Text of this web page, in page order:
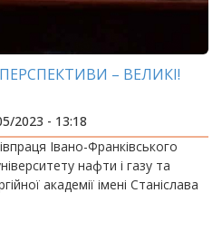
– ВЕЛИКІ!
2023 - 13:18
Івано-Франківського
нафти і газу та
академії імені Станіслава